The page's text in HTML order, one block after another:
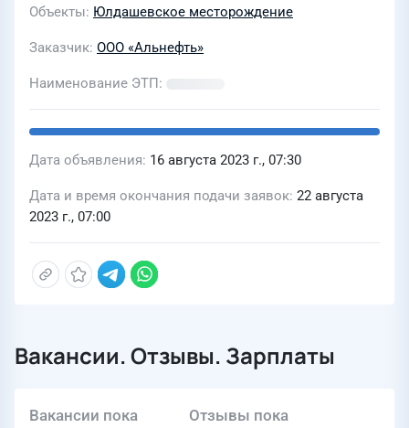
Объекты Юлдашевское месторождение
Заказчик ООО «Альнефть»
Наименование ЭТП
Дата объявления 16 августа 2023 г., 07:30
Дата и время окончания подачи заявок 22 августа
2023 г., 07:00
Вакансии. Отзывы. Зарплаты
Вакансии пока Отзывы пока